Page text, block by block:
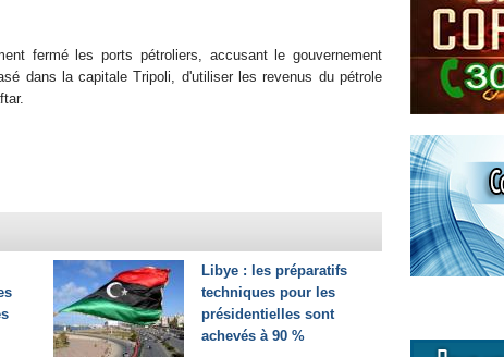
fermé les ports pétroliers, accusant le gouvernement
dans la capitale Tripoli, d'utiliser les revenus du pétrole
Libye : les préparatifs
techniques pour les
présidentielles sont
achevés à 90 %